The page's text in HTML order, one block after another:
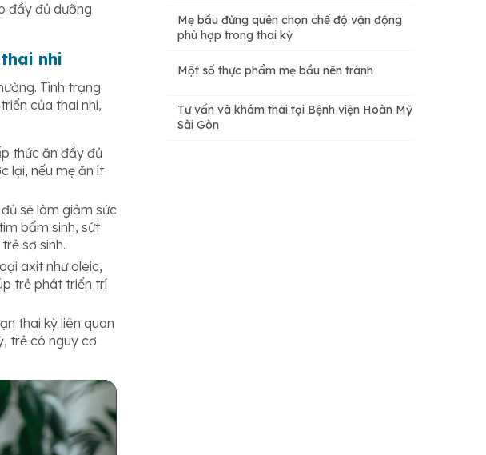
đầy đủ dưỡng
nhi
Tình trạng
của thai nhi,
thức ăn đầy đủ
lại, nếu mẹ ăn ít
sẽ làm giảm sức
bẩm sinh, sứt
sơ sinh.
axit như oleic,
trẻ phát triển trí
thai kỳ liên quan
trẻ có nguy cơ
Mẹ bầu đừng quên chọn chế độ vận động
phù hợp trong thai kỳ
Một số thực phẩm mẹ bầu nên tránh
Tư vấn và khám thai tại Bệnh viện Hoàn Mỹ
Sài Gòn